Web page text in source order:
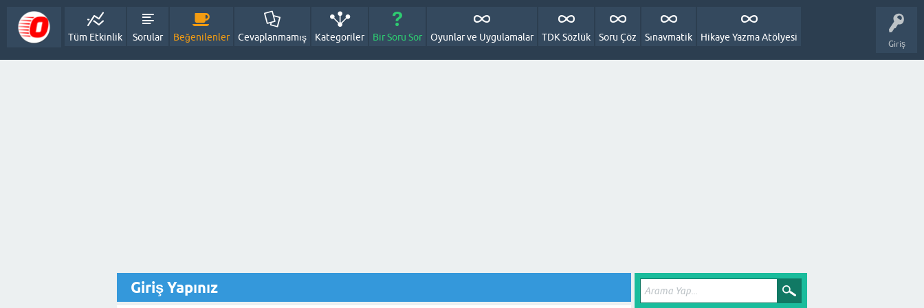
Giriş
Tüm Etkinlik Sorular Beğenilenler Cevaplanmamış Kategoriler Bir Soru Sor Oyunlar ve Uygulamalar TDK Sözlük Soru Çöz Sınavmatik Hikaye Yazma Atölyesi
Giriş Yapınız